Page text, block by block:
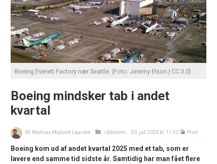
Boeing Everett Factory nær Seattle. (Foto: Jeremy Elson | CC 3.0)
Boeing mindsker tab i andet
kvartal
Af: Mathias Majlund Laursen i Økonomi 30. juli 2025 kl. 11:52 Print
Boeing kom ud af andet kvartal 2025 med et tab, som er
lavere end samme tid sidste år. Samtidig har man fået flere